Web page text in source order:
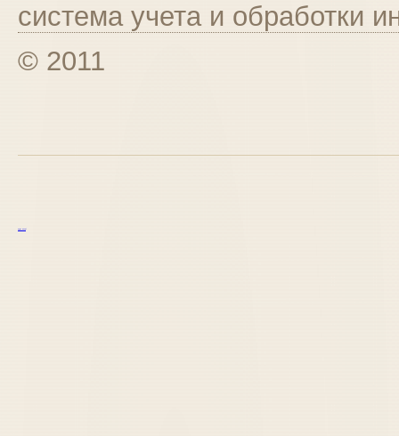
система учета и обработки
© 2011
курс excel